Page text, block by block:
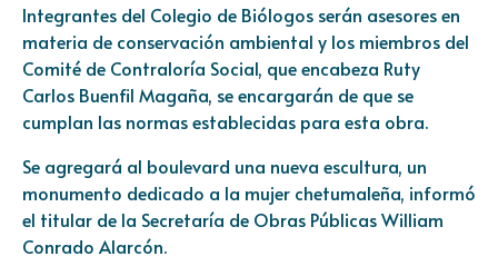
Integrantes del Colegio de Biólogos serán asesores en
materia de conservación ambiental y los miembros del
Comité de Contraloría Social, que encabeza Ruty
Carlos Buenfil Magaña, se encargarán de que se
cumplan las normas establecidas para esta obra.
Se agregará al boulevard una nueva escultura, un
monumento dedicado a la mujer chetumaleña, informó
el titular de la Secretaría de Obras Públicas William
Conrado Alarcón.